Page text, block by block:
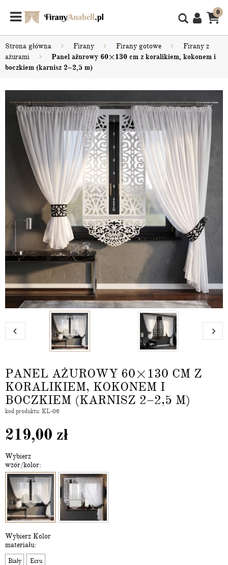
0
Strona główna Firany Firany gotowe
Firany z
ażurami
Panel ażurowy 60×130 cm z koralikiem, kokonem i
boczkiem (karnisz 2–2,5 m)
PANEL AŻUROWY 60×130 CM Z
KORALIKIEM, KOKONEM I
BOCZKIEM (KARNISZ 2–2,5 M)
kod produktu: KL-06
219,00 zł
Wybierz
wzór/kolor:
Wybierz Kolor
materiału:
Biały Ecru